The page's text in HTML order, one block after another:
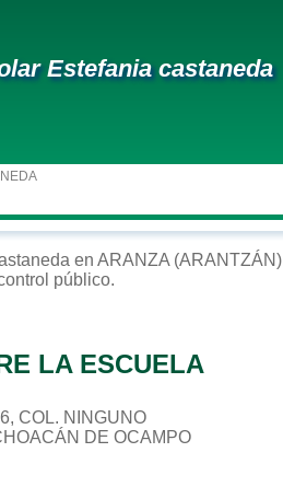
Estefania castaneda
en ARANZA (ARANTZÁN)
público.
LA ESCUELA
COL. NINGUNO
DE OCAMPO